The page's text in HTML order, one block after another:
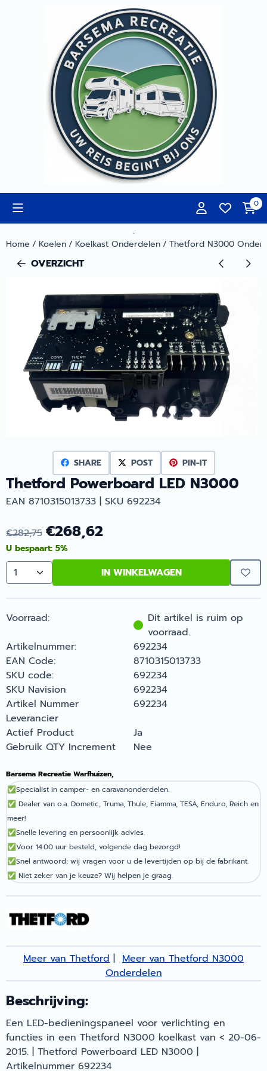
Cookievoorkeuren zijn momenteel gesloten.
0
.
Home / Koelen/ Koelkast Onderdelen/ Thetford N3000
OVERZICHT
SHARE POST PIN-IT
Thetford Powerboard LED N3000
EAN 8710315013733 | SKU 692234
€282,75 €268,62
U bespaart: 5%
Aantal IN WINKELWAGEN
Voorraad:
Dit artikel is ruim op
voorraad.
Artikelnummer:
692234
EAN Code:
8710315013733
SKU code:
692234
SKU Navision
692234
Artikel Nummer
Leverancier
692234
Actief Product
Ja
Gebruik QTY Increment
Nee
Barsema Recreatie Warfhuizen,
✅Specialist in camper- en caravanonderdelen.
✅ Dealer van o.a. Dometic, Truma, Thule, Fiamma, TESA, Enduro, Reich en
meer!
✅Snelle levering en persoonlijk advies.
✅Voor 14:00 uur besteld, volgende dag bezorgd!
✅Snel antwoord; wij vragen voor u de levertijden op bij de fabrikant.
✅ Niet zeker van je keuze? Wij helpen je graag.
Meer van Thetford | Meer van Thetford N3000
Onderdelen
Beschrijving:
Een LED-bedieningspaneel voor verlichting en
functies in een Thetford N3000 koelkast van < 20-06-
2015. | Thetford Powerboard LED N3000 |
Artikelnummer 692234